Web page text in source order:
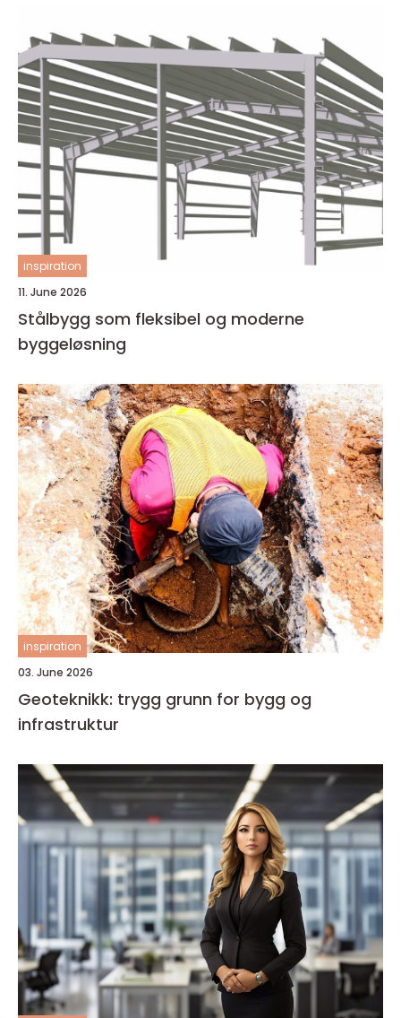
inspiration
11. June 2026
Stålbygg som fleksibel og moderne
byggeløsning
inspiration
03. June 2026
Geoteknikk: trygg grunn for bygg og
infrastruktur